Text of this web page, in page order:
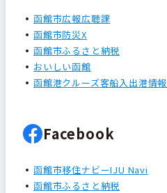
函館市広報広聴課
函館市防災X
函館市ふるさと納税
おいしい函館
函館港クルーズ客船入出港情報
Facebook
函館市移住ナビーIJU Navi
函館市ふるさと納税